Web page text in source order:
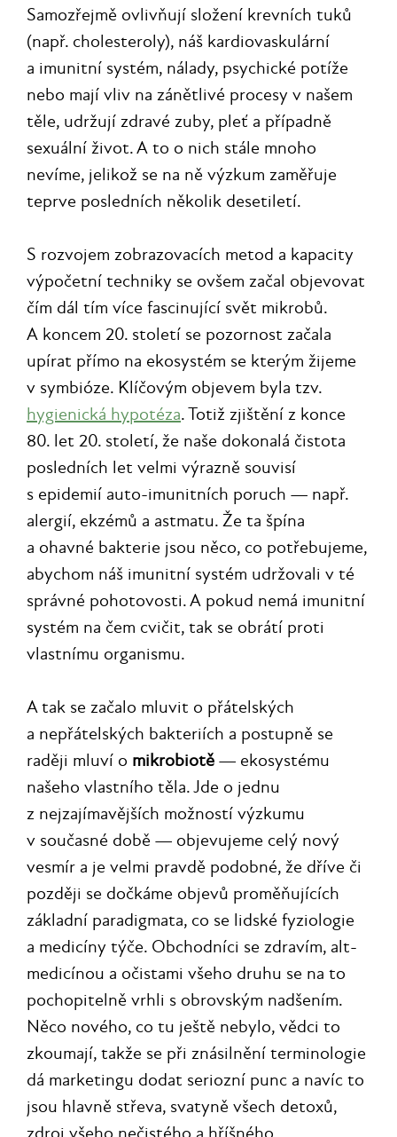
Samozřejmě ovlivňují složení krevních tuků
(např. cholesteroly), náš kardiovaskulární
a imunitní systém, nálady, psychické potíže
nebo mají vliv na zánětlivé procesy v našem
těle, udržují zdravé zuby, pleť a případně
sexuální život. A to o nich stále mnoho
nevíme, jelikož se na ně výzkum zaměřuje
teprve posledních několik desetiletí.
S rozvojem zobrazovacích metod a kapacity
výpočetní techniky se ovšem začal objevovat
čím dál tím více fascinující svět mikrobů.
A koncem 20. století se pozornost začala
upírat přímo na ekosystém se kterým žijeme
v symbióze. Klíčovým objevem byla tzv.
hygienická hypotéza. Totiž zjištění z konce
80. let 20. století, že naše dokonalá čistota
posledních let velmi výrazně souvisí
s epidemií auto-imunitních poruch — např.
alergií, ekzémů a astmatu. Že ta špína
a ohavné bakterie jsou něco, co potřebujeme,
abychom náš imunitní systém udržovali v té
správné pohotovosti. A pokud nemá imunitní
systém na čem cvičit, tak se obrátí proti
vlastnímu organismu.
A tak se začalo mluvit o přátelských
a nepřátelských bakteriích a postupně se
raději mluví o mikrobiotě — ekosystému
našeho vlastního těla. Jde o jednu
z nejzajímavějších možností výzkumu
v současné době — objevujeme celý nový
vesmír a je velmi pravdě podobné, že dříve či
později se dočkáme objevů proměňujících
základní paradigmata, co se lidské fyziologie
a medicíny týče. Obchodníci se zdravím, alt-
medicínou a očistami všeho druhu se na to
pochopitelně vrhli s obrovským nadšením.
Něco nového, co tu ještě nebylo, vědci to
zkoumají, takže se při znásilnění terminologie
dá marketingu dodat seriozní punc a navíc to
jsou hlavně střeva, svatyně všech detoxů,